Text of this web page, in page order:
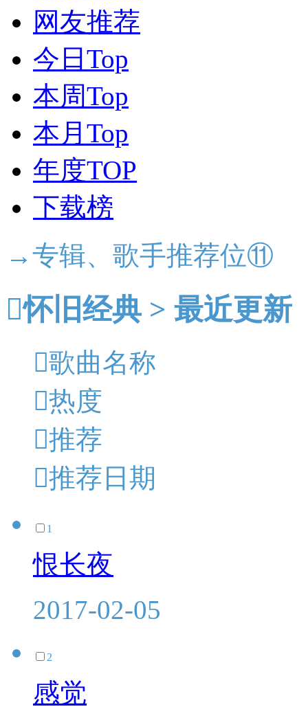
网友推荐
今日Top
本周Top
本月Top
年度TOP
下载榜
→专辑、歌手推荐位⑪
怀旧经典 > 最近更新
歌曲名称
热度
推荐
推荐日期
1
恨长夜
2017-02-05
2
感觉